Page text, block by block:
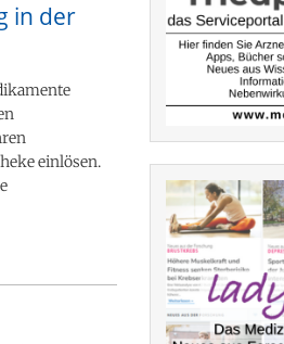
in der
einlösen.